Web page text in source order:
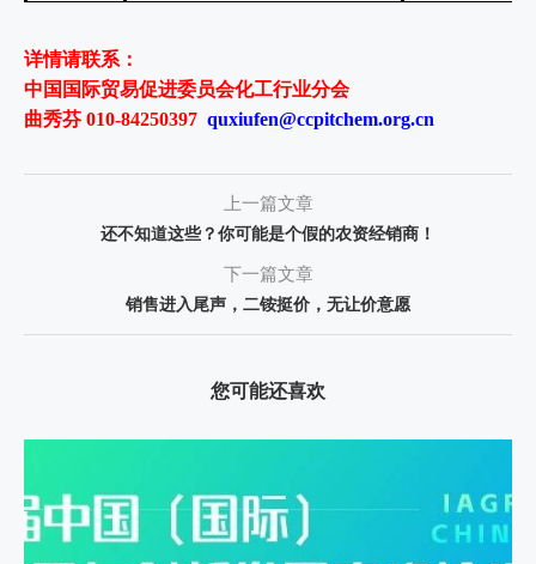
详情请联系：
中国国际贸易促进委员会化工行业分会
曲秀芬 010-84250397 quxiufen@ccpitchem.org.cn
上一篇文章
还不知道这些？你可能是个假的农资经销商！
下一篇文章
销售进入尾声，二铵挺价，无让价意愿
您可能还喜欢